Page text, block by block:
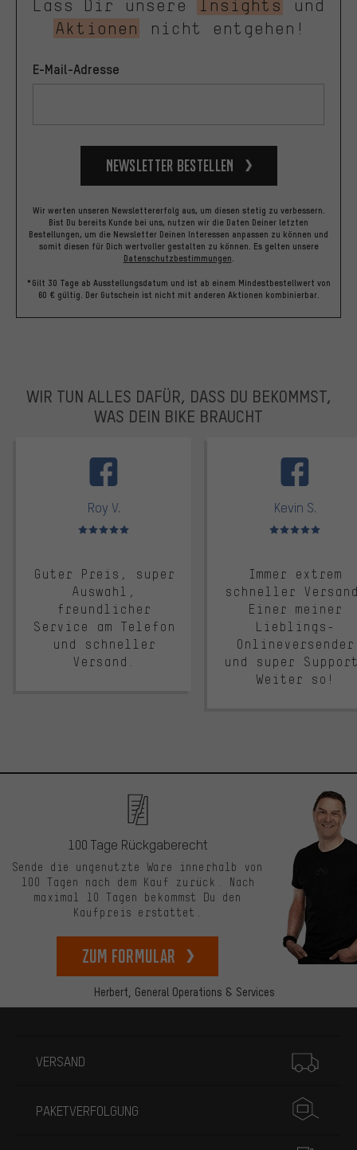
Lass Dir unsere Insights
und
Aktionen
nicht entgehen!
E-Mail-Adresse
Newsletter bestellen
Wir werten unseren Newslettererfolg aus, um diesen stetig zu verbessern.
Bist Du bereits Kunde bei uns, nutzen wir die Daten Deiner letzten
Bestellungen, um die Newsletter Deinen Interessen anpassen zu können und
somit diesen für Dich wertvoller gestalten zu können. Es gelten unsere
Datenschutzbestimmungen.
*Gilt 30 Tage ab Ausstellungsdatum und ist ab einem Mindestbestellwert von
60 € gültig. Der Gutschein ist nicht mit anderen Aktionen kombinierbar.
WIR TUN ALLES DAFÜR, DASS DU BEKOMMST,
WAS DEIN BIKE BRAUCHT
Roy V.
Bewertungen: 5 von 5
Guter Preis, super
Auswahl,
freundlicher
Service am Telefon
und schneller
Versand.
Kevin S.
Bewertungen: 5 von 5
Immer extrem
schneller
Einer meiner
Lieblings-
Onlineversender
und super
Weiter so!
Herbert, General Operations & Services
100 Tage Rückgaberecht
Sende die ungenutzte Ware innerhalb von
100 Tagen nach dem Kauf zurück. Nach
maximal 10 Tagen bekommst Du den
Kaufpreis erstattet.
zum Formular
VERSAND
PAKETVERFOLGUNG